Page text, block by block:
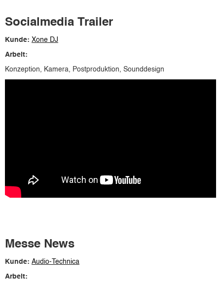
Socialmedia Trailer
Kunde: Xone DJ
Arbeit:
Konzeption, Kamera, Postproduktion, Sounddesign
Messe News
Kunde: Audio-Technica
Arbeit: